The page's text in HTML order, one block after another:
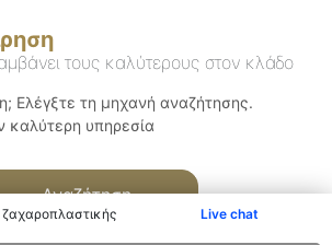
Live chat
τους καλύτερους στον κλάδο
Ελέγξτε τη μηχανή αναζήτησης.
καλύτερη υπηρεσία
Αναζήτηση